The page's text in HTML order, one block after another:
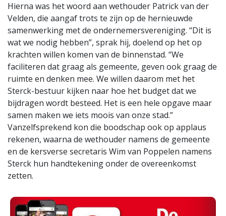
Hierna was het woord aan wethouder Patrick van der
Velden, die aangaf trots te zijn op de hernieuwde
samenwerking met de ondernemersvereniging. “Dit is
wat we nodig hebben”, sprak hij, doelend op het op
krachten willen komen van de binnenstad. “We
faciliteren dat graag als gemeente, geven ook graag de
ruimte en denken mee. We willen daarom met het
Sterck-bestuur kijken naar hoe het budget dat we
bijdragen wordt besteed. Het is een hele opgave maar
samen maken we iets moois van onze stad.”
Vanzelfsprekend kon die boodschap ook op applaus
rekenen, waarna de wethouder namens de gemeente
en de kersverse secretaris Wim van Poppelen namens
Sterck hun handtekening onder de overeenkomst
zetten.